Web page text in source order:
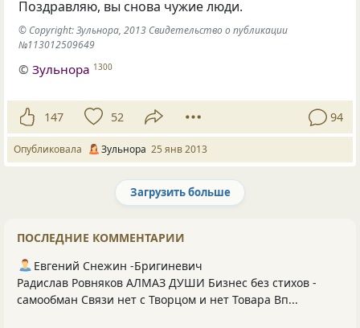
Поздравляю, вы снова чужие люди.
© Copyright: Зульнора, 2013 Свидетельство о публикации
№113012509649
©Зульнора 1300
147 52 94
Опубликовала Зульнора 25 янв 2013
Загрузить больше
ПОСЛЕДНИЕ КОММЕНТАРИИ
Евгений Снежин -Бригиневич
Радислав Ровняков АЛМАЗ ДУШИ Бизнес без стихов -
самообман Связи нет с Творцом и нет Товара Вп...